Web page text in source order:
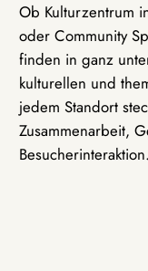
Ob Kulturzentrum
oder Community
finden in ganz
kulturellen und
jedem Standort
Zusammenarbeit,
Besucherinteraktion.